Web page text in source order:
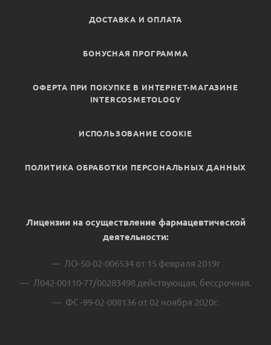
ДОСТАВКА И ОПЛАТА
БОНУСНАЯ ПРОГРАММА
ОФЕРТА ПРИ ПОКУПКЕ В ИНТЕРНЕТ-МАГАЗИНЕ
INTERCOSMETOLOGY
ИСПОЛЬЗОВАНИЕ COOKIE
ПОЛИТИКА ОБРАБОТКИ ПЕРСОНАЛЬНЫХ ДАННЫХ
Лицензии на осуществление фармацевтической
деятельности:
ЛО-50-02-006534 от 15 февраля 2019г
Л042-00110-77/00283498 действующая, бессрочная.
ФС -99-02-008136 от 02 ноября 2020г.